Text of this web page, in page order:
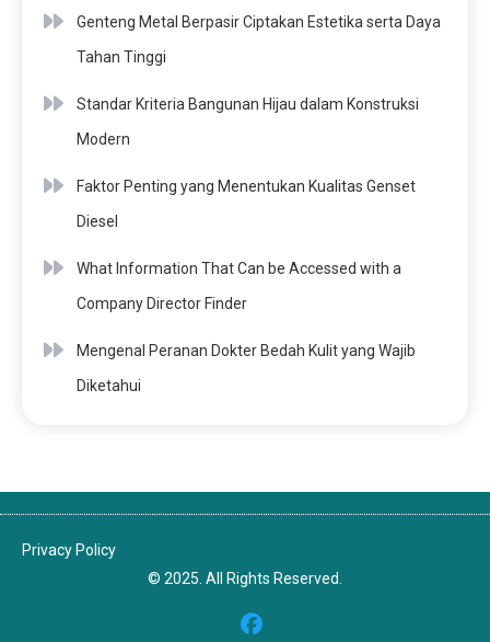
Genteng Metal Berpasir Ciptakan Estetika serta Daya
Tahan Tinggi
Standar Kriteria Bangunan Hijau dalam Konstruksi
Modern
Faktor Penting yang Menentukan Kualitas Genset
Diesel
What Information That Can be Accessed with a
Company Director Finder
Mengenal Peranan Dokter Bedah Kulit yang Wajib
Diketahui
Privacy Policy